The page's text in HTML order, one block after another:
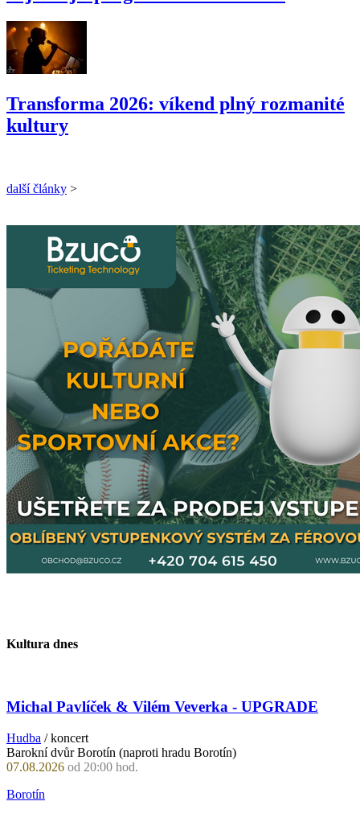
Transforma 2026: víkend plný rozmanité
kultury
další články >
Kultura dnes
Michal Pavlíček & Vilém Veverka - UPGRADE
Hudba / koncert
Barokní dvůr Borotín (naproti hradu Borotín)
07.08.2026 od 20:00 hod.
Borotín